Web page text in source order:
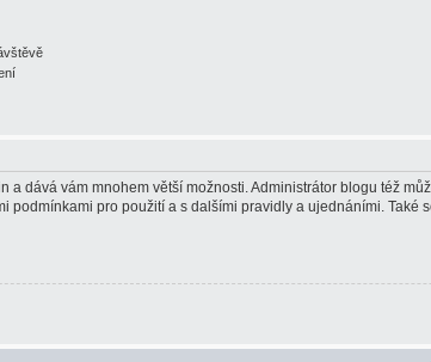
a dává vám mnohem větší možnosti. Administrátor blogu též
podmínkami pro použití a s dalšími pravidly a ujednáními. Také